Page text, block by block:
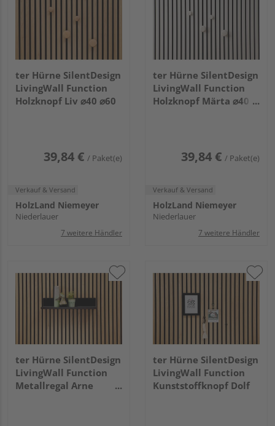
ter Hürne SilentDesign
LivingWall Function
Holzknopf Liv ⌀40 ⌀60
39,84 € / Paket(e)
Verkauf & Versand
HolzLand Niemeyer
Niederlauer
7 weitere Händler
ter Hürne SilentDesign
LivingWall Function
Holzknopf Märta ⌀40
39,84 € / Paket(e)
Verkauf & Versand
HolzLand Niemeyer
Niederlauer
7 weitere Händler
ter Hürne SilentDesign
LivingWall Function
Metallregal Arne
ter Hürne SilentDesign
LivingWall Function
Kunststoffknopf Dolf